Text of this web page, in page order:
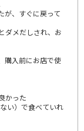
が、すぐに戻って
ダメだしされ、お
購入前にお店で使
かった
い）で食べていれ